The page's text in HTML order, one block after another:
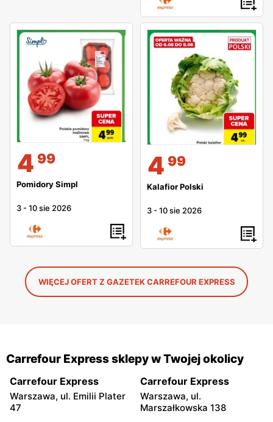
4 99
Pomidory Simpl
3 -10 sie 2026
4 99
Kalafior Polski
3 -10 sie 2026
WIĘCEJ OFERT Z GAZETEK CARREFOUR EXPRESS
Carrefour Express sklepy w Twojej okolicy
Carrefour Express
Warszawa, ul. Emilii Plater
47
Carrefour Express
Warszawa, ul.
Marszałkowska 138